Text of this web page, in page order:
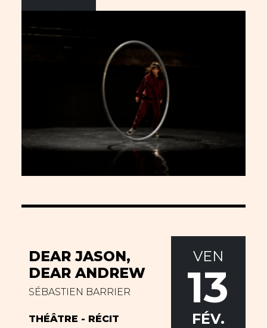
DEAR JASON,
DEAR ANDREW
SÉBASTIEN BARRIER
THÉÂTRE - RÉCIT
VEN
13
FÉV.